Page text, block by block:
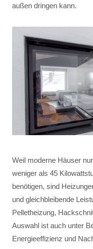
außen dringen kann.
Weil moderne Häuser
weniger als 45
benötigen, sind
und gleichbleibende
Pelletheizung,
Auswahl ist auch unter
Energieeffizienz und